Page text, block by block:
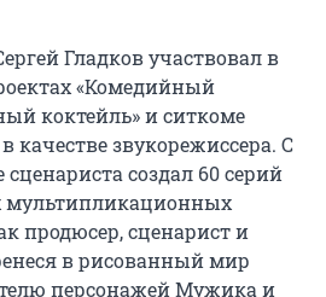
Гладков участвовал в
«Комедийный
коктейль» и ситкоме
качестве звукорежиссера. С
сценариста создал 60 серий
продюсер, сценарист и
в рисованный мир
персонажей Мужика и